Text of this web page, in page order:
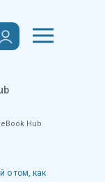
Hub
о том, как